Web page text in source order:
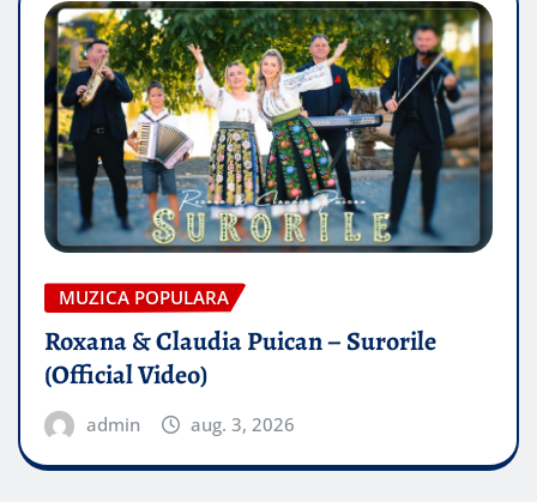
MUZICA POPULARA
Roxana & Claudia Puican – Surorile
(Official Video)
admin aug. 3, 2026